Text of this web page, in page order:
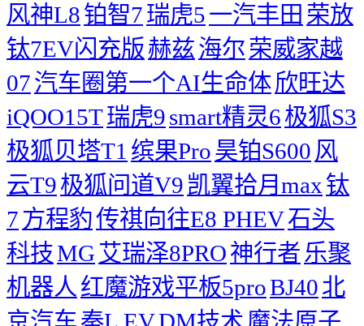
风神L8铂智7瑞虎5一汽丰田 荣放
钛7EV闪充版赫兹海尔荣威家越
07汽车圈第一个AI生命体欣旺达
iQOO15T瑞虎9smart精灵6极狐S3
极狐贝塔T1 缤果Pro昊铂S600 风
云T9极狐问道V9 凯翼拾月max钛
7 方程豹传祺向往E8 PHEV石头
科技MG艾瑞泽8PRO神行者 乐聚
机器人 红魔游戏平板5proBJ40北